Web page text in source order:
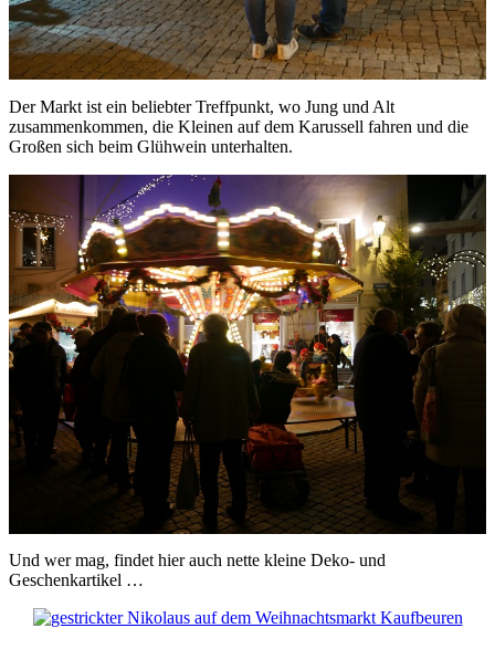
Der Markt ist ein beliebter Treffpunkt, wo Jung und Alt
zusammenkommen, die Kleinen auf dem Karussell fahren und die
Großen sich beim Glühwein unterhalten.
Und wer mag, findet hier auch nette kleine Deko- und
Geschenkartikel …